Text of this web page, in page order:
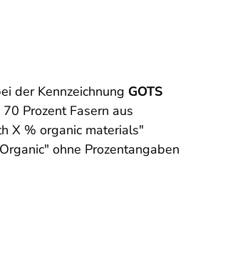
der Kennzeichnung GOTS
Prozent Fasern aus
X % organic materials"
ohne Prozentangaben